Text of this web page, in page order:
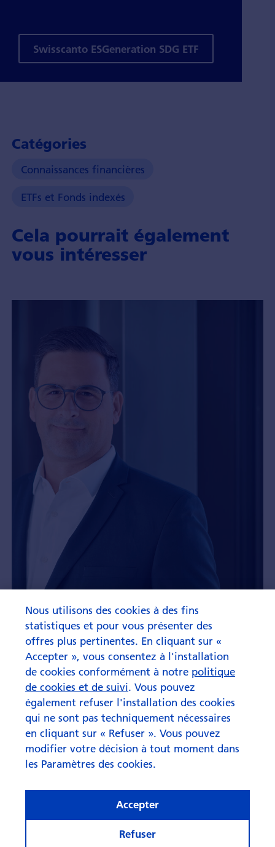
Swisscanto ESGeneration SDG ETF
Catégories
Connaissances financières
ETFs et Fonds indexés
Cela pourrait également
vous intéresser
« Ce n'est pas un cliché »
Nous utilisons des cookies à des fins
statistiques et pour vous présenter des
offres plus pertinentes. En cliquant sur «
Accepter », vous consentez à l'installation
de cookies conformément à notre politique
de cookies et de suivi. Vous pouvez
également refuser l'installation des cookies
qui ne sont pas techniquement nécessaires
en cliquant sur « Refuser ». Vous pouvez
modifier votre décision à tout moment dans
les Paramètres des cookies.
Refuser
Accepter